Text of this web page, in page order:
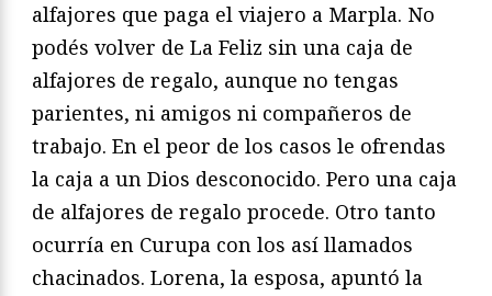
alfajores que paga el viajero a Marpla. No
podés volver de La Feliz sin una caja de
alfajores de regalo, aunque no tengas
parientes, ni amigos ni compañeros de
trabajo. En el peor de los casos le ofrendas
la caja a un Dios desconocido. Pero una caja
de alfajores de regalo procede. Otro tanto
ocurría en Curupa con los así llamados
chacinados. Lorena, la esposa, apuntó la